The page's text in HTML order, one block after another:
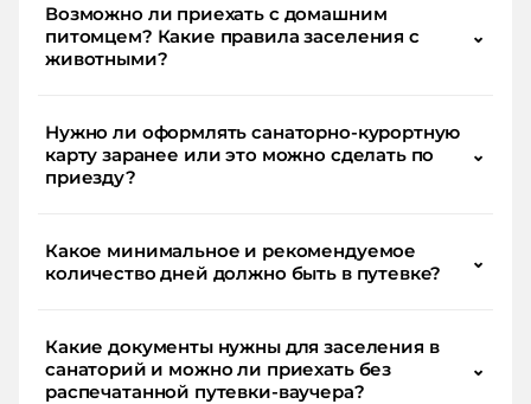
Возможно ли приехать с домашним
питомцем? Какие правила заселения с
животными?
⌄
Нужно ли оформлять санаторно-курортную
карту заранее или это можно сделать по
приезду?
⌄
Какое минимальное и рекомендуемое
количество дней должно быть в путевке?
⌄
Какие документы нужны для заселения в
санаторий и можно ли приехать без
распечатанной путевки-ваучера?
⌄